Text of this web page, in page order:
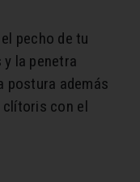
pecho de tu
la penetra
postura además
con el